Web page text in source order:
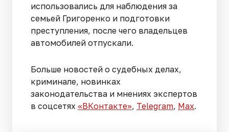
использовались для наблюдения за
семьей Григоренко и подготовки
преступления, после чего владельцев
автомобилей отпускали.
Больше новостей о судебных делах,
криминале, новинках
законодательства и мнениях экспертов
в соцсетях «ВКонтакте», Telegram, Мах.